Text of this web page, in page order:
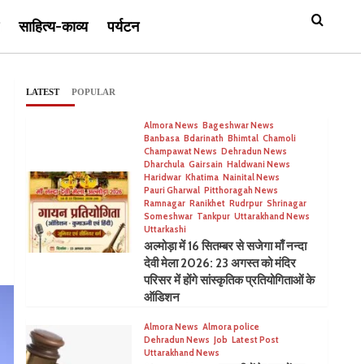
साहित्य-काव्य पर्यटन
LATEST POPULAR
Almora News Bageshwar News
Banbasa Bdarinath Bhimtal Chamoli
Champawat News Dehradun News
Dharchula Gairsain Haldwani News
Haridwar Khatima Nainital News
Pauri Gharwal Pitthoragah News
Ramnagar Ranikhet Rudrpur Shrinagar
Someshwar Tankpur Uttarakhand News
Uttarkashi
अल्मोड़ा में 16 सितम्बर से सजेगा माँ नन्दा
देवी मेला 2026: 23 अगस्त को मंदिर
परिसर में होंगे सांस्कृतिक प्रतियोगिताओं के
ऑडिशन
Almora News Almora police
Dehradun News Job Latest Post
Uttarakhand News